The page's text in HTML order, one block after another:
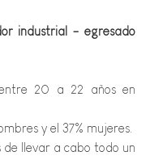
industrial - egresado
20 a 22 años en
y el 37% mujeres.
de llevar a cabo todo un